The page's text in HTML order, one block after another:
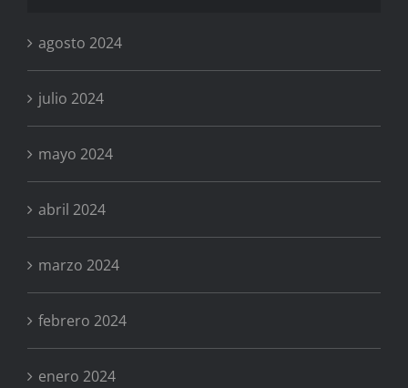
agosto 2024
julio 2024
mayo 2024
abril 2024
marzo 2024
febrero 2024
enero 2024